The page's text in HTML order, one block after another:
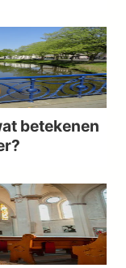
betekenen